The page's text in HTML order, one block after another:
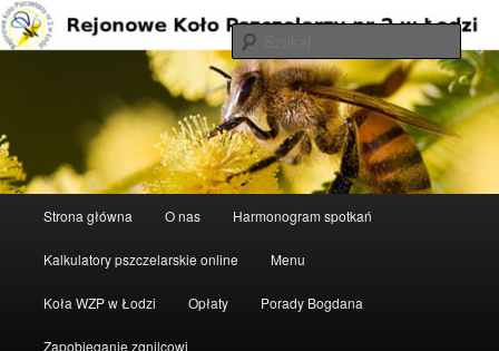
Przeskocz
do
tekstu
Rejonowe Koło Pszczelarzy nr 2 w
Łodzi
Strona główna O nas Harmonogram spotkań
Kalkulatory pszczelarskie online Menu
Koła WZP w Łodzi Opłaty Porady Bogdana
Zapobieganie zgnilcowi